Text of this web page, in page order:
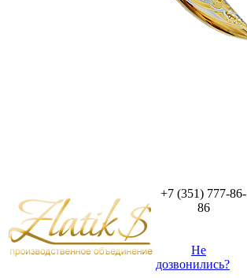
+7 (351) 777-86-
86
Не
дозвонились?